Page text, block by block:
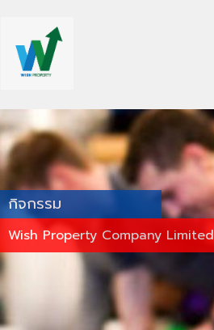
กิจกรรม
Wish Property Company Limited